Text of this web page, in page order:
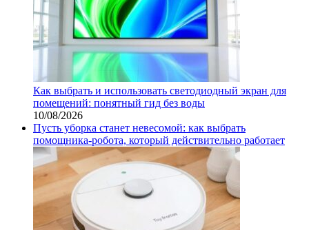
Как выбрать и использовать светодиодный экран для
помещений: понятный гид без воды
10/08/2026
Пусть уборка станет невесомой: как выбрать
помощника‑робота, который действительно работает